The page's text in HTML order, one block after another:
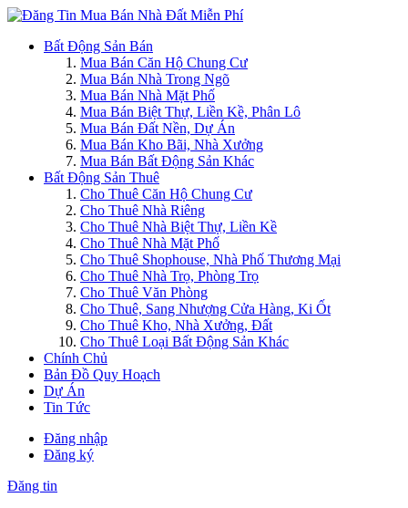
Bất Động Sản Bán
Mua Bán Căn Hộ Chung Cư
Mua Bán Nhà Trong Ngõ
Mua Bán Nhà Mặt Phố
Mua Bán Biệt Thự, Liền Kề, Phân Lô
Mua Bán Đất Nền, Dự Án
Mua Bán Kho Bãi, Nhà Xưởng
Mua Bán Bất Động Sản Khác
Bất Động Sản Thuê
Cho Thuê Căn Hộ Chung Cư
Cho Thuê Nhà Riêng
Cho Thuê Nhà Biệt Thự, Liền Kề
Cho Thuê Nhà Mặt Phố
Cho Thuê Shophouse, Nhà Phố Thương Mại
Cho Thuê Nhà Trọ, Phòng Trọ
Cho Thuê Văn Phòng
Cho Thuê, Sang Nhượng Cửa Hàng, Ki Ốt
Cho Thuê Kho, Nhà Xưởng, Đất
Cho Thuê Loại Bất Động Sản Khác
Chính Chủ
Bản Đồ Quy Hoạch
Dự Án
Tin Tức
Đăng nhập
Đăng ký
Đăng tin